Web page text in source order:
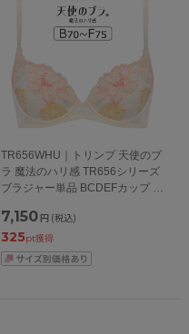
TR656WHU｜トリンプ 天使のブ
ラ 魔法のハリ感 TR656シリーズ
ブラジャー単品 BCDEFカップ ア
7,150 円 (税込)
325pt獲得